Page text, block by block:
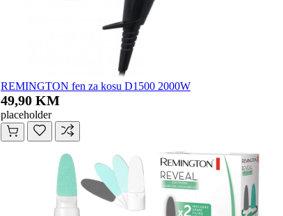
REMINGTON fen za kosu D1500 2000W
49,90 KM
placeholder